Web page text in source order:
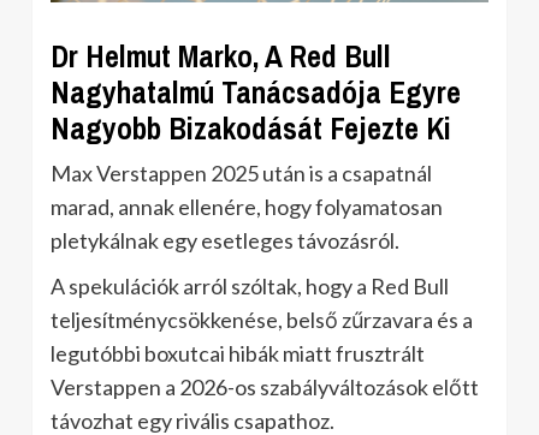
Dr Helmut Marko, A Red Bull
Nagyhatalmú Tanácsadója Egyre
Nagyobb Bizakodását Fejezte Ki
Max Verstappen 2025 után is a csapatnál
marad, annak ellenére, hogy folyamatosan
pletykálnak egy esetleges távozásról.
A spekulációk arról szóltak, hogy a Red Bull
teljesítménycsökkenése, belső zűrzavara és a
legutóbbi boxutcai hibák miatt frusztrált
Verstappen a 2026-os szabályváltozások előtt
távozhat egy rivális csapathoz.